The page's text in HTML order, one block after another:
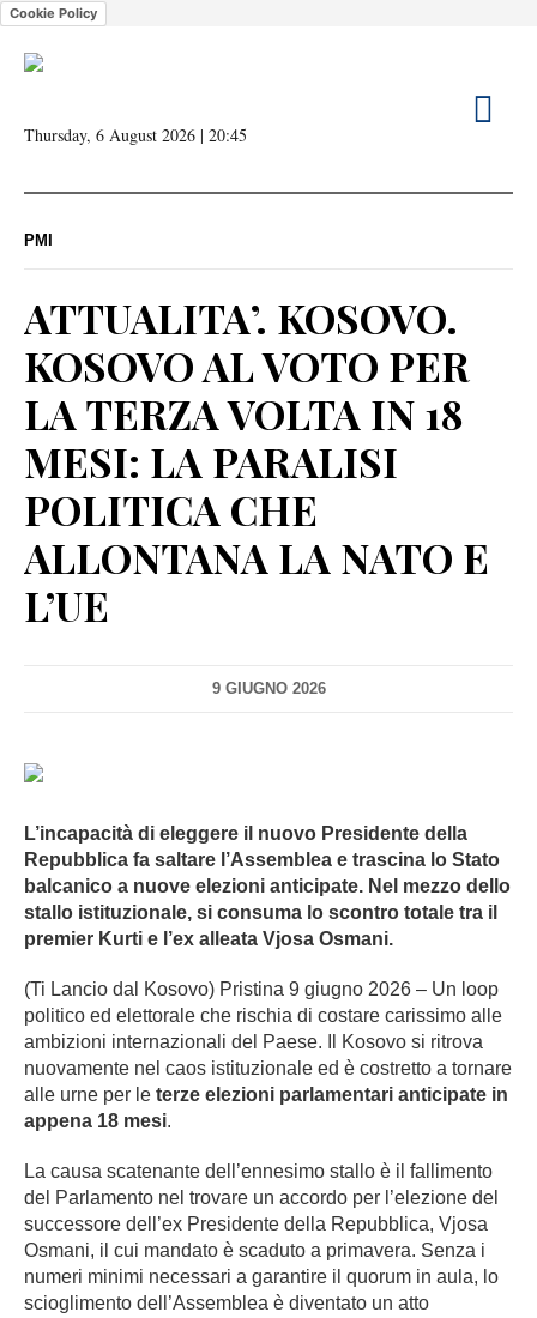
Cookie Policy
Thursday, 6 August 2026 | 20:45
PMI
ATTUALITA’. KOSOVO.
KOSOVO AL VOTO PER
LA TERZA VOLTA IN 18
MESI: LA PARALISI
POLITICA CHE
ALLONTANA LA NATO E
L’UE
9 GIUGNO 2026
L’incapacità di eleggere il nuovo Presidente della
Repubblica fa saltare l’Assemblea e trascina lo Stato
balcanico a nuove elezioni anticipate. Nel mezzo dello
stallo istituzionale, si consuma lo scontro totale tra il
premier Kurti e l’ex alleata Vjosa Osmani.
(Ti Lancio dal Kosovo) Pristina 9 giugno 2026 – Un loop
politico ed elettorale che rischia di costare carissimo alle
ambizioni internazionali del Paese. Il Kosovo si ritrova
nuovamente nel caos istituzionale ed è costretto a tornare
alle urne per le terze elezioni parlamentari anticipate in
appena 18 mesi.
La causa scatenante dell’ennesimo stallo è il fallimento
del Parlamento nel trovare un accordo per l’elezione del
successore dell’ex Presidente della Repubblica, Vjosa
Osmani, il cui mandato è scaduto a primavera. Senza i
numeri minimi necessari a garantire il quorum in aula, lo
scioglimento dell’Assemblea è diventato un atto